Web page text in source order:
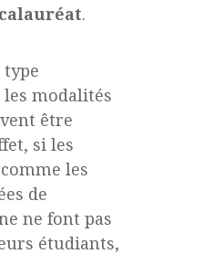
.
type
les modalités
être
si les
les
de
ne font pas
étudiants,